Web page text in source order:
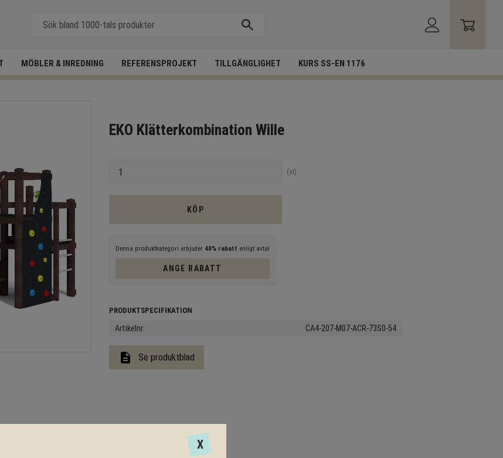
MÖBLER & INREDNING REFERENSPROJEKT TILLGÄNGLIGHET KURS SS-EN 1176
EKO Klätterkombination Wille
st
KÖP
Denna produktkategori erbjuder 40% rabatt enligt avtal
ANGE RABATT
Artikelnr CA4-207-M07-ACR-73S0-54
description Se produktblad
NER
X